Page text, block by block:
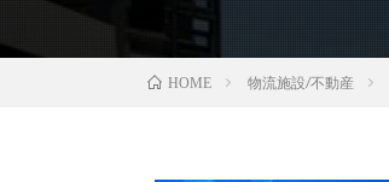
HOME 物流施設/不動産